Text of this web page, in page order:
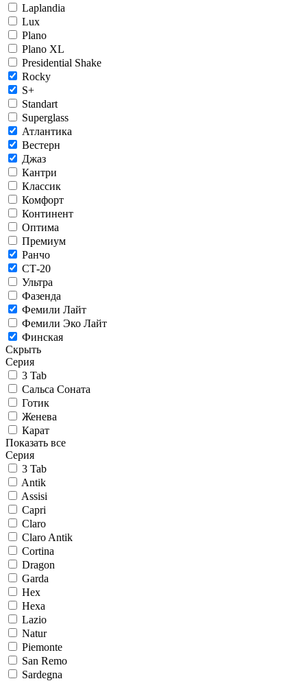
Laplandia
Lux
Plano
Plano XL
Presidential Shake
Rocky
S+
Standart
Superglass
Атлантика
Вестерн
Джаз
Кантри
Классик
Комфорт
Континент
Оптима
Премиум
Ранчо
СТ-20
Ультра
Фазенда
Фемили Лайт
Фемили Эко Лайт
Финская
Скрыть
Серия
3 Tab
Сальса Соната
Готик
Женева
Карат
Показать все
Серия
3 Tab
Antik
Assisi
Capri
Claro
Claro Antik
Cortina
Dragon
Garda
Hex
Hexa
Lazio
Natur
Piemonte
San Remo
Sardegna